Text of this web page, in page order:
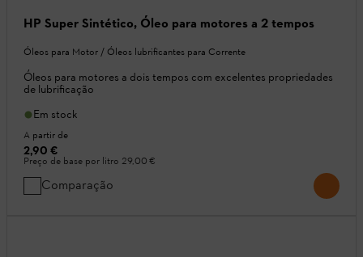
HP Super Sintético, Óleo para motores a 2 tempos
Óleos para Motor / Óleos lubrificantes para Corrente
Óleos para motores a dois tempos com excelentes propriedades
de lubrificação
Em stock
A partir de
2,90 €
Preço de base por litro 29,00 €
Comparação